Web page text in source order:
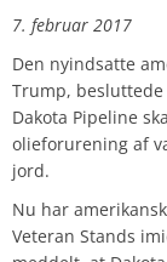
7. februar 2017
Den nyindsatte
Trump,
Dakota Pipeline
olieforurening af
jord.
Nu har
Veteran Stands